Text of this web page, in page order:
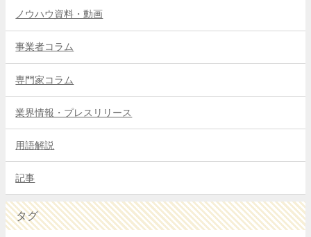
ノウハウ資料・動画
事業者コラム
専門家コラム
業界情報・プレスリリース
用語解説
記事
タグ